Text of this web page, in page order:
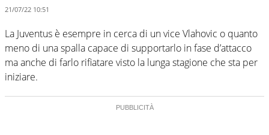
21/07/22 10:51
La Juventus è esempre in cerca di un vice Vlahovic o quanto
meno di una spalla capace di supportarlo in fase d’attacco
ma anche di farlo rifiatare visto la lunga stagione che sta per
iniziare.